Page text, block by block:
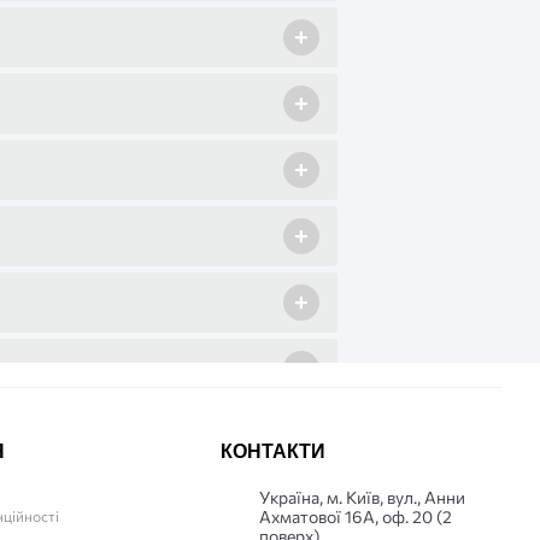
+
+
+
+
+
+
+
КОНТАКТИ
Українa, м. Київ, вул., Анни
Ахматової 16А, оф. 20 (2
поверх)